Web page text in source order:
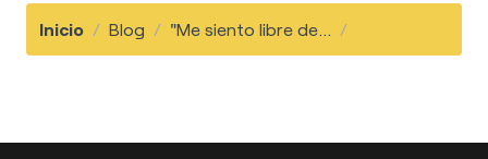
Inicio / Blog / "Me siento libre de... /